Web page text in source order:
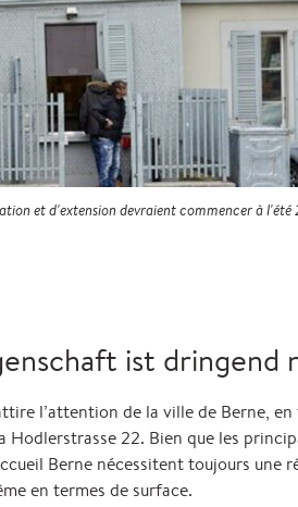
et d'extension devraient commencer à l'été
ist dringend
l’attention de la ville de Berne,
Hodlerstrasse 22. Bien que les
Berne nécessitent toujours
en termes de surface.